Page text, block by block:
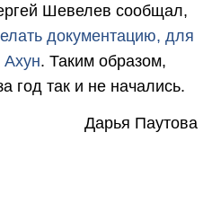
Шевелев сообщал,
документацию, для
Ахун. Таким образом,
год так и не начались.
Дарья Паутова